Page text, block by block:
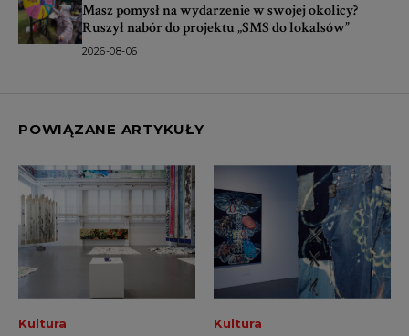
Masz pomysł na wydarzenie w swojej okolicy?
Ruszył nabór do projektu „SMS do lokalsów”
2026-08-06
POWIĄZANE ARTYKUŁY
Kultura Kultura